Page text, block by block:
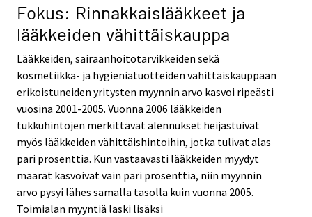
Fokus: Rinnakkaislääkkeet ja
lääkkeiden vähittäiskauppa
Lääkkeiden, sairaanhoitotarvikkeiden sekä
kosmetiikka- ja hygieniatuotteiden vähittäiskauppaan
erikoistuneiden yritysten myynnin arvo kasvoi ripeästi
vuosina 2001-2005. Vuonna 2006 lääkkeiden
tukkuhintojen merkittävät alennukset heijastuivat
myös lääkkeiden vähittäishintoihin, jotka tulivat alas
pari prosenttia. Kun vastaavasti lääkkeiden myydyt
määrät kasvoivat vain pari prosenttia, niin myynnin
arvo pysyi lähes samalla tasolla kuin vuonna 2005.
Toimialan myyntiä laski lisäksi